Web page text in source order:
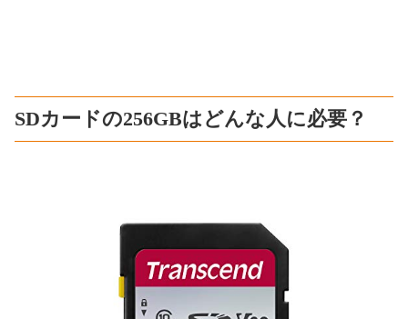
SDカードの256GBはどんな人に必要？